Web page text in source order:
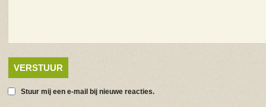
Stuur mij een e-mail bij nieuwe reacties.